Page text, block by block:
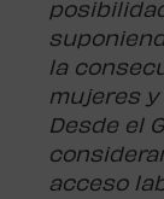
la
mujeres y
Desde el
acceso